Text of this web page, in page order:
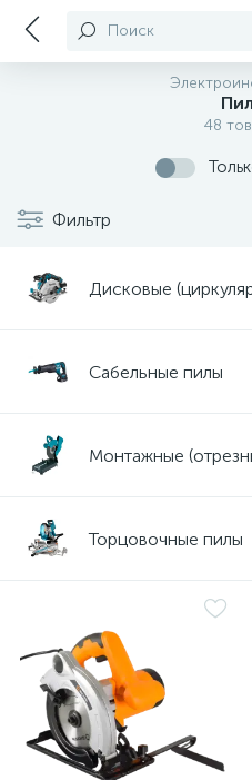
Поиск
48
Фильтр
Дисковые
Сабельные пилы
Монтажные
Торцовочные пилы